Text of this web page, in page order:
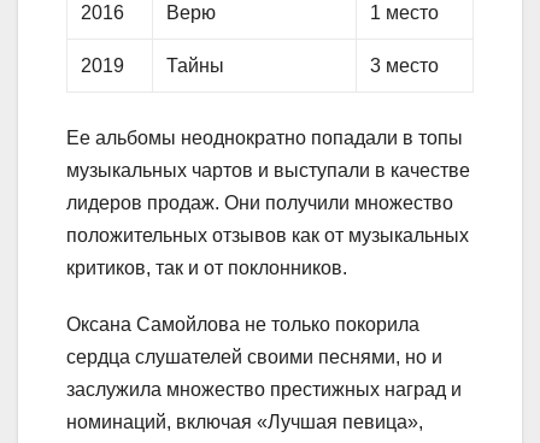
2016 Верю 1 место
2019 Тайны 3 место
Ее альбомы неоднократно попадали в топы
музыкальных чартов и выступали в качестве
лидеров продаж. Они получили множество
положительных отзывов как от музыкальных
критиков, так и от поклонников.
Оксана Самойлова не только покорила
сердца слушателей своими песнями, но и
заслужила множество престижных наград и
номинаций, включая «Лучшая певица»,